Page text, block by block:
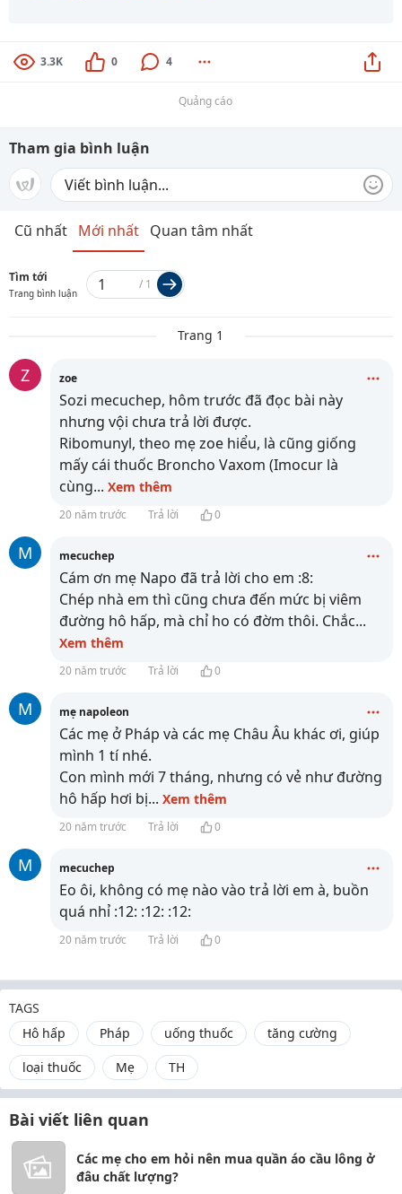
3.3K 0 4
Quảng cáo
Tham gia bình luận
Cũ nhất Mới nhất Quan tâm nhất
Tìm tới
Trang bình luận
/ 1
Trang 1
Z zoe
Sozi mecuchep, hôm trước đã đọc bài này
nhưng vội chưa trả lời được.
Ribomunyl, theo mẹ zoe hiểu, là cũng giống
mấy cái thuốc Broncho Vaxom (Imocur là
cùng... Xem thêm
20 năm trước Trả lời 0
M mecuchep
Cám ơn mẹ Napo đã trả lời cho em :8:
Chép nhà em thì cũng chưa đến mức bị viêm
đường hô hấp, mà chỉ ho có đờm thôi. Chắc...
Xem thêm
20 năm trước Trả lời 0
M mẹ napoleon
Các mẹ ở Pháp và các mẹ Châu Âu khác ơi, giúp
mình 1 tí nhé.
Con mình mới 7 tháng, nhưng có vẻ như đường
hô hấp hơi bị... Xem thêm
20 năm trước Trả lời 0
M mecuchep
Eo ôi, không có mẹ nào vào trả lời em à, buồn
quá nhỉ :12: :12: :12:
20 năm trước Trả lời 0
TAGS
Hô hấp
Pháp uống thuốc
tăng cường
loại thuốc
Mẹ TH
Bài viết liên quan
Các mẹ cho em hỏi nên mua quần áo cầu lông ở
đâu chất lượng?